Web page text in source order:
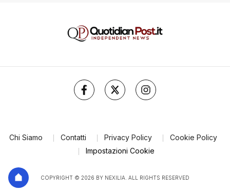
Chi Siamo Contatti Privacy Policy
Cookie Policy
Impostazioni Cookie
COPYRIGHT © 2026 BY NEXILIA. ALL RIGHTS RESERVED